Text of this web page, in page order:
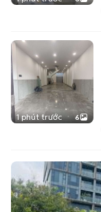
1 phút trước 6